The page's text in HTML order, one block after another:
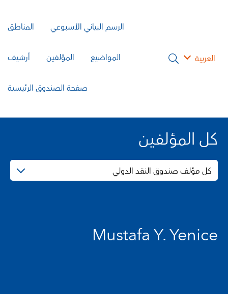
العربية
الرسم البياني الأسبوعي المناطق
المواضيع المؤلفين أرشيف
صفحة الصندوق الرئيسية
كل المؤلفين
كل مؤلف صندوق النقد الدولي
Mustafa Y. Yenice